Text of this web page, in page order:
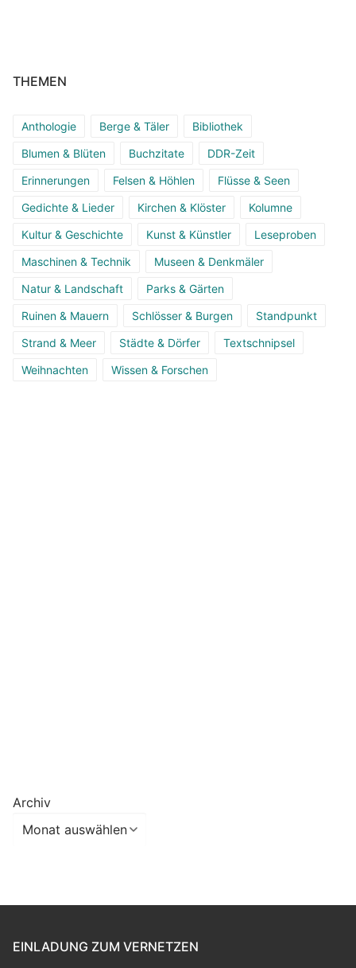
THEMEN
Anthologie Berge & Täler
Bibliothek
Blumen & Blüten
Buchzitate
DDR-Zeit
Erinnerungen
Felsen & Höhlen
Flüsse & Seen
Gedichte & Lieder
Kirchen & Klöster
Kolumne
Kultur & Geschichte
Kunst & Künstler
Leseproben
Maschinen & Technik
Museen & Denkmäler
Natur & Landschaft
Parks & Gärten
Ruinen & Mauern
Schlösser & Burgen
Standpunkt
Strand & Meer
Städte & Dörfer
Textschnipsel
Weihnachten
Wissen & Forschen
Archiv
EINLADUNG ZUM VERNETZEN